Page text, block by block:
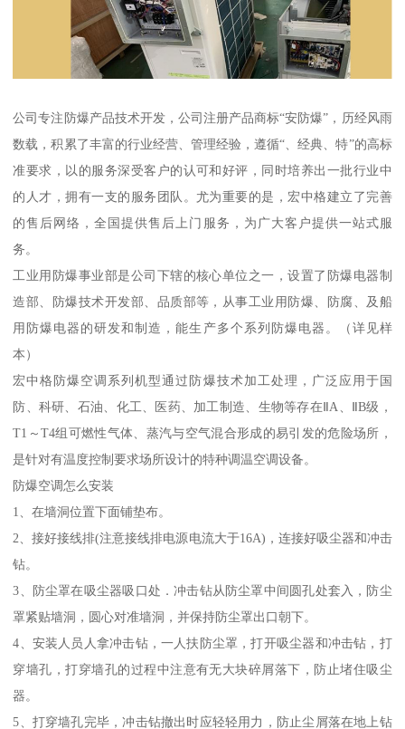
公司专注防爆产品技术开发，公司注册产品商标“安防爆”，历经风雨
数载，积累了丰富的行业经营、管理经验，遵循“、经典、特”的高标
准要求，以的服务深受客户的认可和好评，同时培养出一批行业中
的人才，拥有一支的服务团队。尤为重要的是，宏中格建立了完善
的售后网络，全国提供售后上门服务，为广大客户提供一站式服
务。
工业用防爆事业部是公司下辖的核心单位之一，设置了防爆电器制
造部、防爆技术开发部、品质部等，从事工业用防爆、防腐、及船
用防爆电器的研发和制造，能生产多个系列防爆电器。（详见样
本）
宏中格防爆空调系列机型通过防爆技术加工处理，广泛应用于国
防、科研、石油、化工、医药、加工制造、生物等存在ⅡA、ⅡB级，
T1～T4组可燃性气体、蒸汽与空气混合形成的易引发的危险场所，
是针对有温度控制要求场所设计的特种调温空调设备。
防爆空调怎么安装
1、在墙洞位置下面铺垫布。
2、接好接线排(注意接线排电源电流大于16A)，连接好吸尘器和冲击
钻。
3、防尘罩在吸尘器吸口处．冲击钻从防尘罩中间圆孔处套入，防尘
罩紧贴墙洞，圆心对准墙洞，并保持防尘罩出口朝下。
4、安装人员人拿冲击钻，一人扶防尘罩，打开吸尘器和冲击钻，打
穿墙孔，打穿墙孔的过程中注意有无大块碎屑落下，防止堵住吸尘
器。
5、打穿墙孔完毕，冲击钻撤出时应轻轻用力，防止尘屑落在地上钻